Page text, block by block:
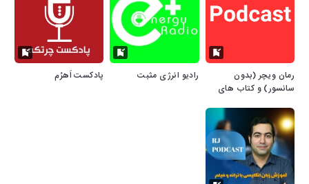
رمان ویچر (بدون
سانسور) و کتاب های
رادیو انرژی مثبت پادکست اَهرُم